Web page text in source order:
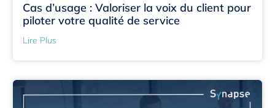
Cas d’usage : Valoriser la voix du client pour
piloter votre qualité de service
Lire Plus